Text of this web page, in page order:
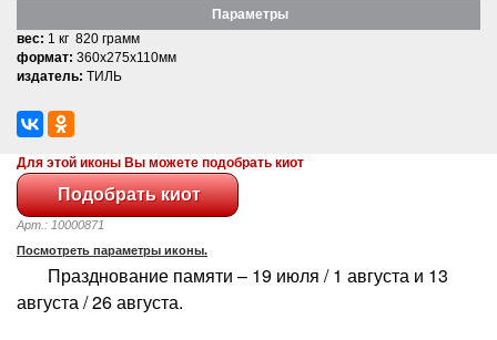
Параметры
вес: 1 кг 820 грамм
формат: 360x275x110мм
издатель: ТИЛЬ
Для этой иконы Вы можете подобрать киот
Арт.: 10000871
Посмотреть параметры иконы.
Празднование памяти – 19 июля / 1 августа и 13
августа / 26 августа.